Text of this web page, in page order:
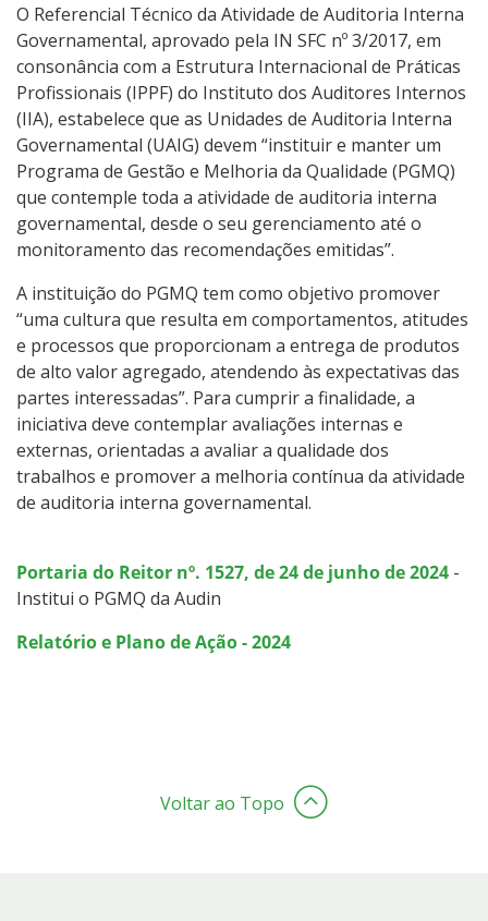
O Referencial Técnico da Atividade de Auditoria Interna
Governamental, aprovado pela IN SFC nº 3/2017, em
consonância com a Estrutura Internacional de Práticas
Profissionais (IPPF) do Instituto dos Auditores Internos
(IIA), estabelece que as Unidades de Auditoria Interna
Governamental (UAIG) devem “instituir e manter um
Programa de Gestão e Melhoria da Qualidade (PGMQ)
que contemple toda a atividade de auditoria interna
governamental, desde o seu gerenciamento até o
monitoramento das recomendações emitidas”.
A instituição do PGMQ tem como objetivo promover
“uma cultura que resulta em comportamentos, atitudes
e processos que proporcionam a entrega de produtos
de alto valor agregado, atendendo às expectativas das
partes interessadas”. Para cumprir a finalidade, a
iniciativa deve contemplar avaliações internas e
externas, orientadas a avaliar a qualidade dos
trabalhos e promover a melhoria contínua da atividade
de auditoria interna governamental.
Portaria do Reitor nº. 1527, de 24 de junho de 2024 -
Institui o PGMQ da Audin
Relatório e Plano de Ação - 2024
Voltar ao Topo